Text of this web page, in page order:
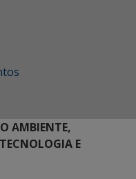
AMBIENTE,
E